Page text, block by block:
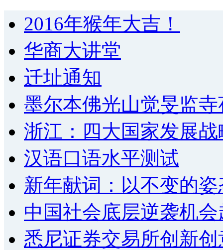
2016年猴年大吉！
华商大讲堂
迁址通知
墨尔本佛光山觉旻监
浙江：四大国家发展
汉语口语水平测试
新年献词：以不变的
中国社会底层逆袭机
悉尼证券交易所创新